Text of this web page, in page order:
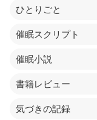
ひとりごと
催眠スクリプト
催眠小説
書籍レビュー
気づきの記録